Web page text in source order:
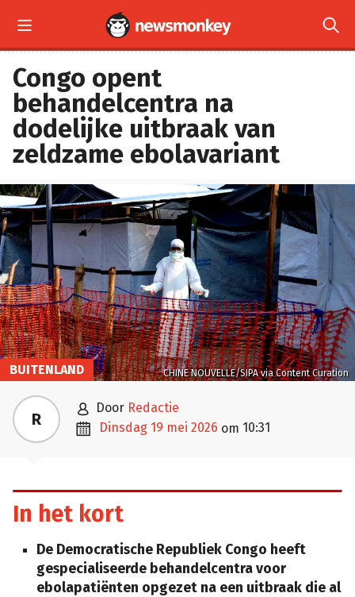
 
Congo opent
behandelcentra na
dodelijke uitbraak van
zeldzame ebolavariant
CHINE NOUVELLE/SIPA via Content Curation
BUITENLAND
R  door Redactie
 dinsdag 19 mei 2026 om 10:31
In het kort
De Democratische Republiek Congo heeft
gespecialiseerde behandelcentra voor
ebolapatiënten opgezet na een uitbraak die al